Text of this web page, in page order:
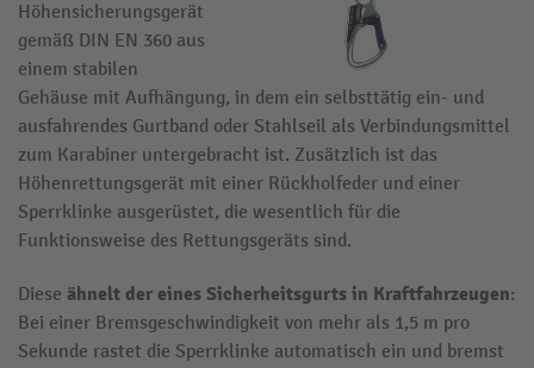
Höhensicherungsgerät
gemäß DIN EN 360 aus
einem stabilen
Gehäuse mit Aufhängung, in dem ein selbsttätig ein- und
ausfahrendes Gurtband oder Stahlseil als Verbindungsmittel
zum Karabiner untergebracht ist. Zusätzlich ist das
Höhenrettungsgerät mit einer Rückholfeder und einer
Sperrklinke ausgerüstet, die wesentlich für die
Funktionsweise des Rettungsgeräts sind.
Diese ähnelt der eines Sicherheitsgurts in Kraftfahrzeugen:
Bei einer Bremsgeschwindigkeit von mehr als 1,5 m pro
Sekunde rastet die Sperrklinke automatisch ein und bremst